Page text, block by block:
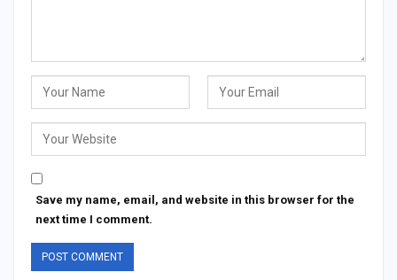
Save my name, email, and website in this browser for the
next time I comment.